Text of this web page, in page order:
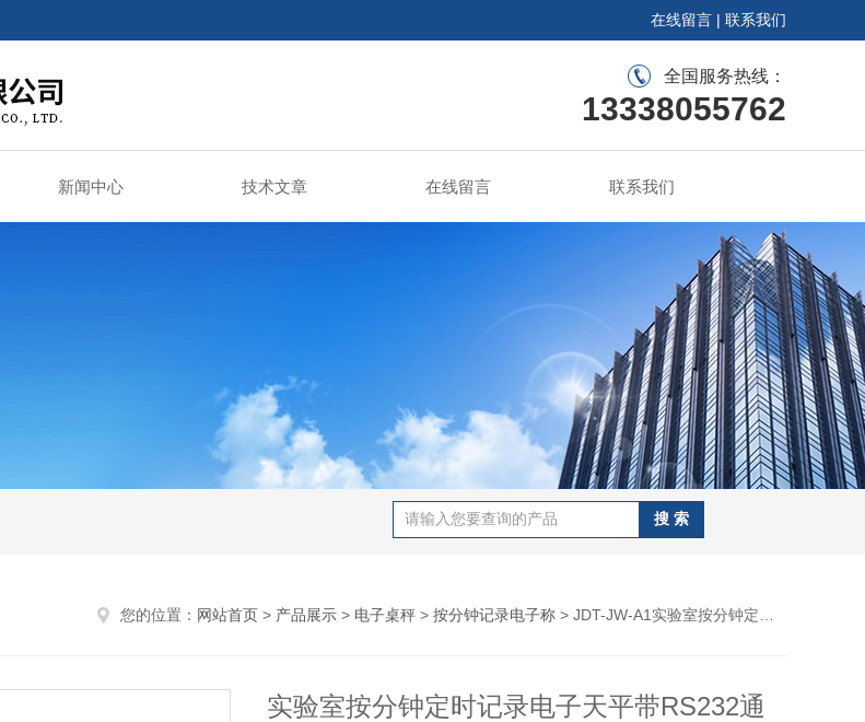
在线留言 | 联系我们
全国服务热线：
13338055762
新闻中心 技术文章 在线留言 联系我们
您的位置： 网站首页 > 产品展示 > 电子桌秤 > 按分钟记录电子称 > JDT-JW-A1实验室按分钟定时记录电子天平带RS232通讯
实验室按分钟定时记录电子天平带RS232通